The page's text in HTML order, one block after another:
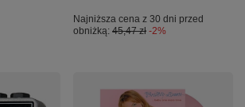
Najniższa cena z 30 dni przed
obniżką: 45,47 zł -2%